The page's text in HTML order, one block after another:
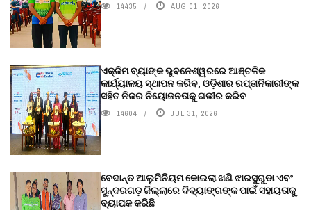
14435 AUG 01, 2026
ଏକ୍ଜିମ ବ୍ୟାଙ୍କ ଭୁବନେଶ୍ୱରରେ ଆଞ୍ଚଳିକ
କାର୍ଯ୍ୟାଳୟ ସ୍ଥାପନ କରିବ, ଓଡ଼ିଶାର ରପ୍ତାନିକାରୀଙ୍କ
ସହିତ ନିଜର ନିୟୋଜନତାକୁ ଗଭୀର କରିବ
14604 JUL 31, 2026
ବେଦାନ୍ତ ଆଲୁମିନିୟମ କୋଇଲା ଖଣି ଝାରସୁଗୁଡା ଏବଂ
ସୁନ୍ଦରଗଡ଼ ଜିଲ୍ଲାରେ ଦିବ୍ୟାଙ୍ଗଙ୍କ ପାଇଁ ସହାୟତାକୁ
ବ୍ୟାପକ କରିଛି